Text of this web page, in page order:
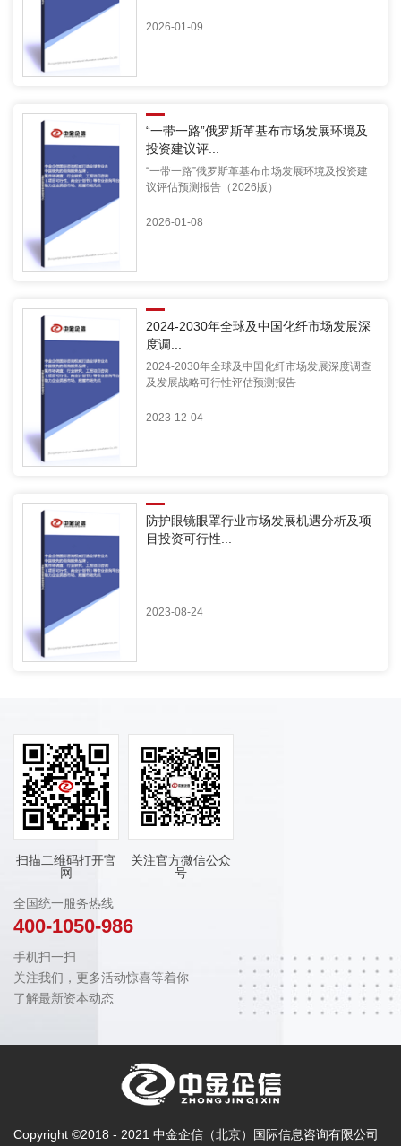
2026-01-09
“一带一路”俄罗斯革基布市场发展环境及
投资建议评...
“一带一路”俄罗斯革基布市场发展环境及投资建
议评估预测报告（2026版）
2026-01-08
2024-2030年全球及中国化纤市场发展深
度调...
2024-2030年全球及中国化纤市场发展深度调查
及发展战略可行性评估预测报告
2023-12-04
防护眼镜眼罩行业市场发展机遇分析及项
目投资可行性...
2023-08-24
扫描二维码打开官
网
关注官方微信公众
号
全国统一服务热线
400-1050-986
手机扫一扫
关注我们，更多活动惊喜等着你
了解最新资本动态
Copyright ©2018 - 2021 中金企信（北京）国际信息咨询有限公司